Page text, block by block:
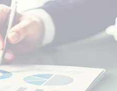
à l'étranger
à l’Etranger